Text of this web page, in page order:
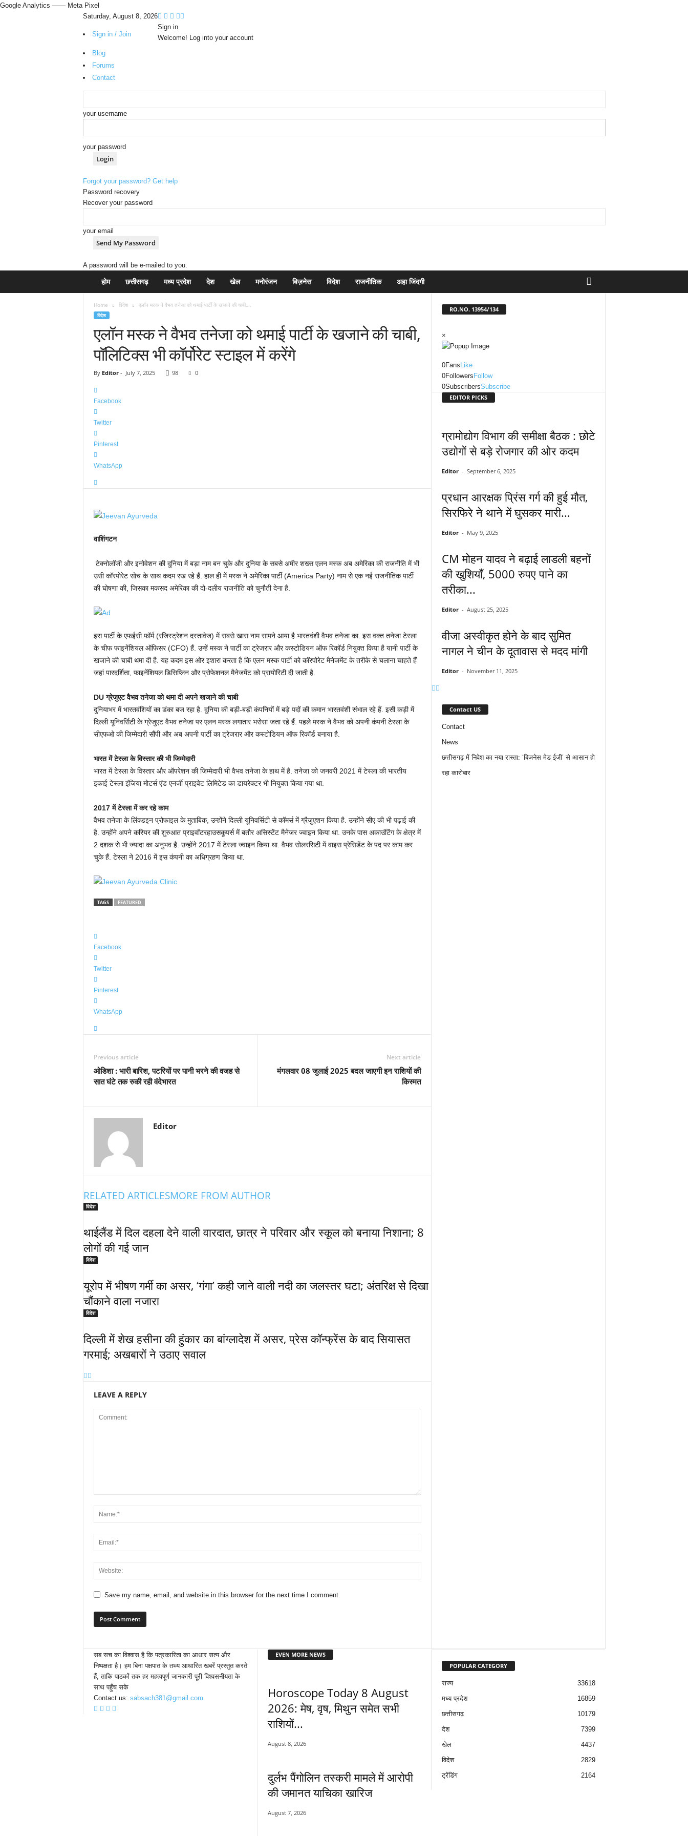
Google Analytics —— Meta Pixel
Saturday, August 8, 2026
Sign in / Join
Blog
Forums
Contact
Sign in
Welcome! Log into your account
your username
your password
Forgot your password? Get help
Password recovery
Recover your password
your email
A password will be e-mailed to you.
होम छत्तीसगढ़ मध्य प्रदेश देश खेल मनोरंजन बिज़नेस विदेश राजनीतिक अहा जिंदगी
Home विदेश एलॉन मस्क ने वैभव तनेजा को थमाई पार्टी के खजाने की चाबी,...
विदेश
एलॉन मस्क ने वैभव तनेजा को थमाई पार्टी के खजाने की चाबी,
पॉलिटिक्स भी कॉर्पोरेट स्टाइल में करेंगे
By Editor- July 7, 2025 98 0
Facebook
Twitter
Pinterest
WhatsApp
वाशिंगटन
टेक्नोलॉजी और इनोवेशन की दुनिया में बड़ा नाम बन चुके और दुनिया के सबसे अमीर शख्स एलन मस्क अब अमेरिका की राजनीति में भी
उसी कॉरपोरेट सोच के साथ कदम रख रहे हैं. हाल ही में मस्क ने अमेरिका पार्टी (America Party) नाम से एक नई राजनीतिक पार्टी
की घोषणा की, जिसका मकसद अमेरिका की दो-दलीय राजनीति को चुनौती देना है.
इस पार्टी के एफईसी फॉर्म (रजिस्ट्रेशन दस्तावेज) में सबसे खास नाम सामने आया है भारतवंशी वैभव तनेजा का. इस वक्त तनेजा टेस्ला
के चीफ फाइनेंशियल ऑफिसर (CFO) हैं. उन्हें मस्क ने पार्टी का ट्रेजरार और कस्टोडियन ऑफ रिकॉर्ड नियुक्त किया है यानी पार्टी के
खजाने की चाबी थमा दी है. यह कदम इस ओर इशारा करता है कि एलन मस्क पार्टी को कॉरपोरेट मैनेजमेंट के तरीके से चलाना चाहते हैं
जहां पारदर्शिता, फाइनेंशियल डिसिप्लिन और प्रोफेशनल मैनेजमेंट को प्रायोरिटी दी जाती है.
DU ग्रेजुएट वैभव तनेजा को थमा दी अपने खजाने की चाबी
दुनियाभर में भारतवंशियों का डंका बज रहा है. दुनिया की बड़ी-बड़ी कंपनियों में बड़े पदों की कमान भारतवंशी संभाल रहे हैं. इसी कड़ी में
दिल्ली यूनिवर्सिटी के ग्रेजुएट वैभव तनेजा पर एलन मस्क लगातार भरोसा जता रहे हैं. पहले मस्क ने वैभव को अपनी कंपनी टेस्ला के
सीएफओ की जिम्मेदारी सौंपी और अब अपनी पार्टी का ट्रेजरार और कस्टोडियन ऑफ रिकॉर्ड बनाया है.
भारत में टेस्ला के विस्तार की भी जिम्मेदारी
भारत में टेस्ला के विस्तार और ऑपरेशन की जिम्मेदारी भी वैभव तनेजा के हाथ में है. तनेजा को जनवरी 2021 में टेस्ला की भारतीय
इकाई टेस्ला इंजिया मोटर्स एंड एनर्जी प्राइवेट लिमिटेड का डायरेक्टर भी नियुक्त किया गया था.
2017 में टेस्ला में कर रहे काम
वैभव तनेजा के लिंक्डइन प्रोफाइल के मुताबिक, उन्होंने दिल्ली यूनिवर्सिटी से कॉमर्स में ग्रैजुएशन किया है. उन्होंने सीए की भी पढ़ाई की
है. उन्होंने अपने करियर की शुरुआत प्राइवॉटरहाउसकूपर्स में बतौर असिस्टेंट मैनेजर ज्वाइन किया था. उनके पास अकाउंटिंग के क्षेत्र में
2 दशक से भी ज्यादा का अनुभव है. उन्होंने 2017 में टेस्ला ज्वाइन किया था. वैभव सोलरसिटी में वाइस प्रेसिडेंट के पद पर काम कर
चुके हैं. टेस्ला ने 2016 में इस कंपनी का अधिग्रहण किया था.
TAGS FEATURED
Facebook
Twitter
Pinterest
WhatsApp
Previous article
ओडिशा : भारी बारिश, पटरियों पर पानी भरने की वजह से
सात घंटे तक रुकी रही वंदेभारत
Next article
मंगलवार 08 जुलाई 2025 बदल जाएगी इन राशियों की
किस्मत
Editor
RELATED ARTICLESMORE FROM AUTHOR
विदेश
थाईलैंड में दिल दहला देने वाली वारदात, छात्र ने परिवार और स्कूल को बनाया निशाना; 8
लोगों की गई जान
विदेश
यूरोप में भीषण गर्मी का असर, ‘गंगा’ कही जाने वाली नदी का जलस्तर घटा; अंतरिक्ष से दिखा
चौंकाने वाला नजारा
विदेश
दिल्ली में शेख हसीना की हुंकार का बांग्लादेश में असर, प्रेस कॉन्फ्रेंस के बाद सियासत
गरमाई; अखबारों ने उठाए सवाल
LEAVE A REPLY
Save my name, email, and website in this browser for the next time I comment.
RO.NO. 13954/134
×
0Fans Like
0Followers Follow
0SubscribersSubscribe
EDITOR PICKS
ग्रामोद्योग विभाग की समीक्षा बैठक : छोटे
उद्योगों से बड़े रोजगार की ओर कदम
Editor - September 6, 2025
प्रधान आरक्षक प्रिंस गर्ग की हुई मौत,
सिरफिरे ने थाने में घुसकर मारी...
Editor - May 9, 2025
CM मोहन यादव ने बढ़ाई लाडली बहनों
की खुशियाँ, 5000 रुपए पाने का
तरीका...
Editor - August 25, 2025
वीजा अस्वीकृत होने के बाद सुमित
नागल ने चीन के दूतावास से मदद मांगी
Editor - November 11, 2025
Contact US
Contact
News
छत्तीसगढ़ में निवेश का नया रास्ता: ‘बिजनेस मेड ईजी’ से आसान हो
रहा कारोबार
सब सच का विश्वास है कि पत्रकारिता का आधार सत्य और
निष्पक्षता है। हम बिना पक्षपात के तथ्य आधारित खबरें प्रस्तुत करते
हैं, ताकि पाठकों तक हर महत्वपूर्ण जानकारी पूरी विश्वसनीयता के
साथ पहुँच सके
Contact us: sabsach381@gmail.com
EVEN MORE NEWS
Horoscope Today 8 August
2026: मेष, वृष, मिथुन समेत सभी
राशियों...
August 8, 2026
दुर्लभ पैंगोलिन तस्करी मामले में आरोपी
की जमानत याचिका खारिज
August 7, 2026
POPULAR CATEGORY
राज्य
33618
मध्य प्रदेश
16859
छत्तीसगढ़
10179
देश
7399
खेल
4437
विदेश
2829
ट्रेंडिंग
2164